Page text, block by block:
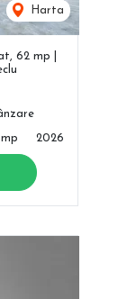
Harta
62 mp |
2026